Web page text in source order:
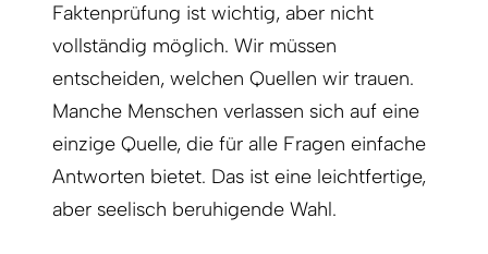
Faktenprüfung ist wichtig, aber nicht
vollständig möglich. Wir müssen
entscheiden, welchen Quellen wir trauen.
Manche Menschen verlassen sich auf eine
einzige Quelle, die für alle Fragen einfache
Antworten bietet. Das ist eine leichtfertige,
aber seelisch beruhigende Wahl.